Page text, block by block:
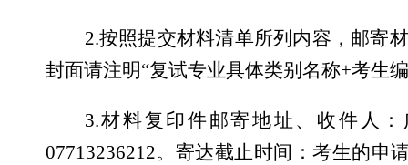
2.按照提交材料清单所列内容，邮寄
封面请注明“复试专业具体类别名称+考生
3.材料复印件邮寄地址、收件人
07713236212。寄达截止时间：考生的申